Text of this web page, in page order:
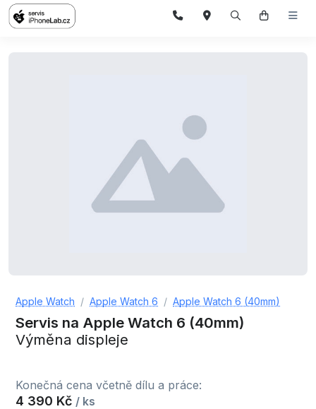
Apple Watch Apple Watch 6 Apple Watch 6 (40mm)
Servis na Apple Watch 6 (40mm)
Výměna displeje
Konečná cena včetně dílu a práce:
4 390 Kč / ks